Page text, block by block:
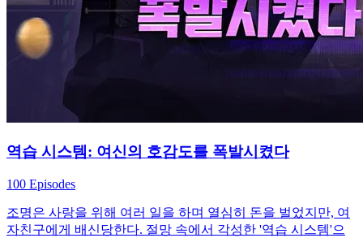
역습 시스템: 여신의 호감도를 폭발시켰다
100 Episodes
조명은 사랑을 위해 여러 일을 하며 열심히 돈을 벌었지만, 여
자친구에게 배신당한다. 절망 속에서 각성한 '역습 시스템'으